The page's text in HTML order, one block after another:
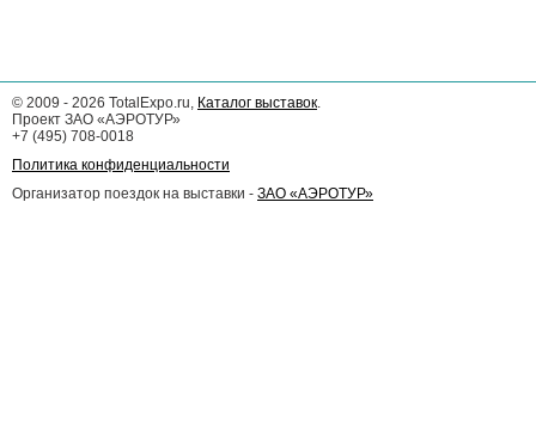
© 2009 - 2026 TotalExpo.ru, Каталог выставок.
Проект ЗАО «АЭРОТУР»
+7 (495) 708-0018
Политика конфиденциальности
Организатор поездок на выставки - ЗАО «АЭРОТУР»